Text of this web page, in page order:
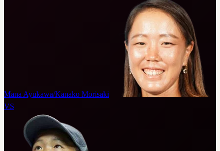
Mana Ayukawa/Kanako Morisaki
VS